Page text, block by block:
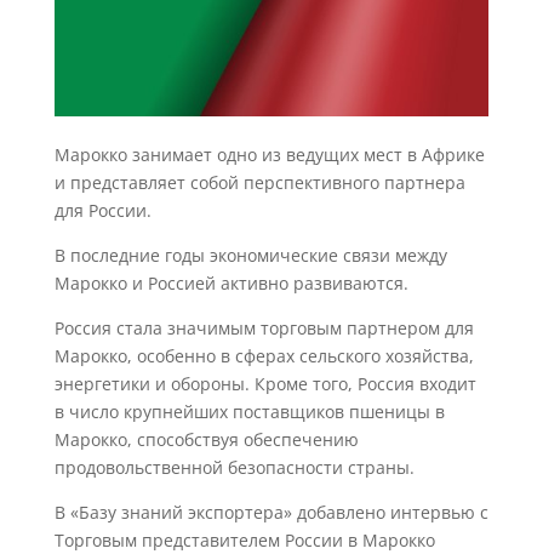
Марокко занимает одно из ведущих мест в Африке
и представляет собой перспективного партнера
для России.
В последние годы экономические связи между
Марокко и Россией активно развиваются.
Россия стала значимым торговым партнером для
Марокко, особенно в сферах сельского хозяйства,
энергетики и обороны. Кроме того, Россия входит
в число крупнейших поставщиков пшеницы в
Марокко, способствуя обеспечению
продовольственной безопасности страны.
В «Базу знаний экспортера» добавлено интервью с
Торговым представителем России в Марокко